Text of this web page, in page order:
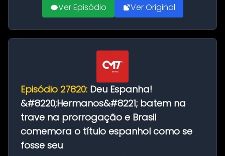
Ver Episódio Ver Original
Episódio 27820: Deu Espanha!
&#8220;Hermanos&#8221; batem na
trave na prorrogação e Brasil
comemora o título espanhol como se
fosse seu